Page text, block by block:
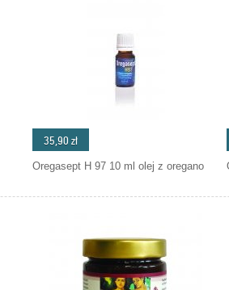
35,90 zł
Oregasept H 97 10 ml olej z oregano